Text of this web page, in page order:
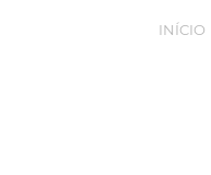
INÍCIO